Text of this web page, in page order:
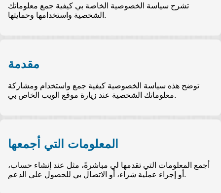
تشرح سياسة الخصوصية الخاصة بي كيفية جمع معلوماتك
الشخصية واستخدامها وحمايتها.
مقدمة
توضح هذه سياسة الخصوصية كيفية جمع واستخدام ومشاركة
معلوماتك الشخصية عند زيارة موقع الويب الخاص بي.
المعلومات التي أجمعها
أجمع المعلومات التي تقدمها لي مباشرةً، مثل عند إنشاء حساب،
أو إجراء عملية شراء، أو الاتصال بي للحصول على الدعم.